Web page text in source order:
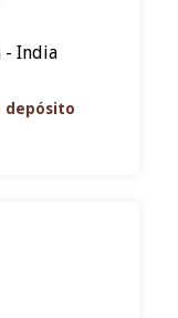
- India
depósito